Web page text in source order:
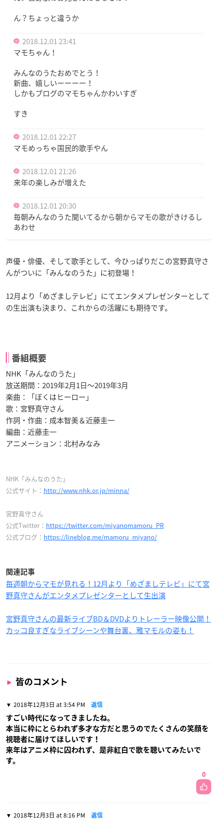
ん？ちょっと違うか
2018.12.01 23:41
マモちゃん！
みんなのうたおめでとう！
新曲、嬉しいーーーー！
しかもブログのマモちゃんかわいすぎ
すき
2018.12.01 22:27
マモめっちゃ国民的歌手やん
2018.12.01 21:26
来年の楽しみが増えた
2018.12.01 20:30
毎朝みんなのうた聞いてるから朝からマモの歌がきけるし
あわせ
声優・俳優、そして歌手として、今ひっぱりだこの宮野真守さ
んがついに「みんなのうた」に初登場！
12月より「めざましテレビ」にてエンタメプレゼンターとして
の生出演も決まり、これからの活躍にも期待です。
番組概要
NHK「みんなのうた」
放送期間：2019年2月1日〜2019年3月
楽曲：「ぼくはヒーロー」
歌：宮野真守さん
作詞・作曲：成本智美＆近藤圭一
編曲：近藤圭一
アニメーション：北村みなみ
NHK「みんなのうた」
公式サイト： http://www.nhk.or.jp/minna/
宮野真守さん
公式Twitter： https://twitter.com/miyanomamoru_PR
公式ブログ： https://lineblog.me/mamoru_miyano/
関連記事
毎週朝からマモが見れる！12月より「めざましテレビ」にて宮
野真守さんがエンタメプレゼンターとして生出演
宮野真守さんの最新ライブBD＆DVDよりトレーラー映像公開！
カッコ良すぎなライブシーンや舞台裏、雅マモルの姿も！
皆のコメント
2018年12月3日 at 3:54 PM 返信
すごい時代になってきましたね。
本当に枠にとらわれず多才な方だと思うのでたくさんの笑顔を
視聴者に届けてほしいです！
来年はアニメ枠に囚われず、是非紅白で歌を聴いてみたいで
す。
0
2018年12月3日 at 8:16 PM 返信